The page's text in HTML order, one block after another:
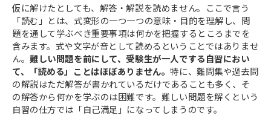
仮に解けたとしても、解答・解説を読めません。ここで言う
「読む」とは、式変形の一つ一つの意味・目的を理解し、問
題を通して学ぶべき重要事項は何かを把握するところまでを
含みます。式や文字が音として読めるということではありませ
ん。難しい問題を前にして、受験生が一人でする自習におい
て、「読める」ことはほぼありません。特に、難問集や過去問
の解説はただ解答が書かれているだけであることも多く、そ
の解答から何かを学ぶのは困難です。難しい問題を解くという
自習の仕方では「自己満足」になってしまうのです。